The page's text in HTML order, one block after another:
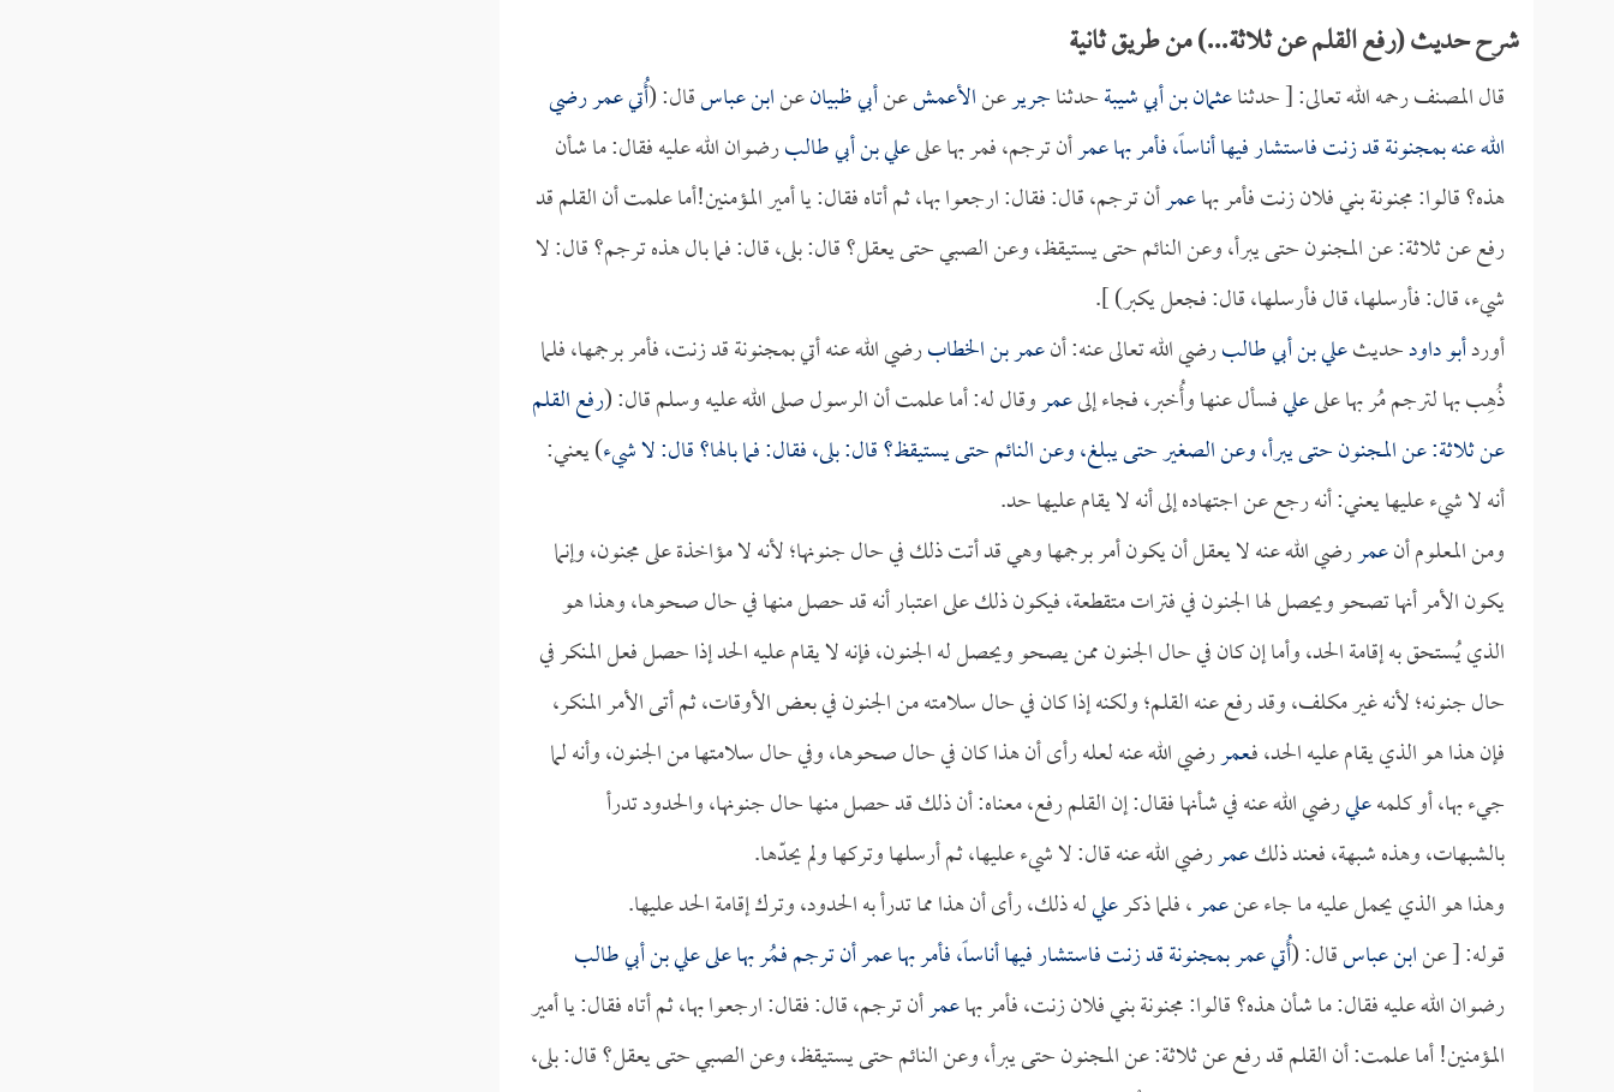
شرح حديث (رفع القلم عن ثلاثة...) من طريق ثانية
قال المصنف رحمه الله تعالى: [ حدثناعثمان بن أبي شيبةحدثناجريرعنالأعمشعنأبي ظبيانعنابن عباسقال: (أُتيعمررضي
الله عنه بمجنونة قد زنت فاستشار فيها أناساً، فأمر بهاعمرأن ترجم، فمر بها علىعلي بن أبي طالبرضوان الله عليه فقال: ما شأن
هذه؟ قالوا: مجنونة بني فلان زنت فأمر بهاعمرأن ترجم، قال: فقال: ارجعوا بها، ثم أتاه فقال: يا أمير المؤمنين!أما علمت أن القلم قد
رفع عن ثلاثة: عن المجنون حتى يبرأ، وعن النائم حتى يستيقظ، وعن الصبي حتى يعقل؟ قال: بلى، قال: فما بال هذه ترجم؟ قال: لا
شيء، قال: فأرسلها، قال فأرسلها، قال: فجعل يكبر) ].
أوردأبو داودحديثعلي بن أبي طالبرضي الله تعالى عنه: أنعمر بن الخطابرضي الله عنه أتي بمجنونة قد زنت، فأمر برجمها، فلما
ذُهِب بها لترجم مُر بها علىعليفسأل عنها وأُخبر، فجاء إلىعمروقال له: أما علمت أن الرسول صلى الله عليه وسلم قال: (رفع القلم
عن ثلاثة: عن المجنون حتى يبرأ، وعن الصغير حتى يبلغ، وعن النائم حتى يستيقظ؟ قال: بلى، فقال: فما بالها؟ قال: لا شيء) يعني:
أنه لا شيء عليها يعني: أنه رجع عن اجتهاده إلى أنه لا يقام عليها حد.
ومن المعلوم أنعمررضي الله عنه لا يعقل أن يكون أمر برجمها وهي قد أتت ذلك في حال جنونها؛ لأنه لا مؤاخذة على مجنون، وإنما
يكون الأمر أنها تصحو ويحصل لها الجنون في فترات متقطعة، فيكون ذلك على اعتبار أنه قد حصل منها في حال صحوها، وهذا هو
الذي يُستحق به إقامة الحد، وأما إن كان في حال الجنون ممن يصحو ويحصل له الجنون، فإنه لا يقام عليه الحد إذا حصل فعل المنكر في
حال جنونه؛ لأنه غير مكلف، وقد رفع عنه القلم؛ ولكنه إذا كان في حال سلامته من الجنون في بعض الأوقات، ثم أتى الأمر المنكر،
فإن هذا هو الذي يقام عليه الحد، فـعمررضي الله عنه لعله رأى أن هذا كان في حال صحوها، وفي حال سلامتها من الجنون، وأنه لما
جيء بها، أو كلمهعليرضي الله عنه في شأنها فقال: إن القلم رفع، معناه: أن ذلك قد حصل منها حال جنونها، والحدود تدرأ
بالشبهات، وهذه شبهة، فعند ذلكعمررضي الله عنه قال: لا شيء عليها، ثم أرسلها وتركها ولم يحدّها.
وهذا هو الذي يحمل عليه ما جاء عنعمر، فلما ذكرعليله ذلك، رأى أن هذا مما تدرأ به الحدود، وترك إقامة الحد عليها.
قوله: [ عنابن عباسقال: (أُتيعمربمجنونة قد زنت فاستشار فيها أناساً، فأمر بهاعمرأن ترجم فـمُر بها علىعلي بن أبي طالب
رضوان الله عليه فقال: ما شأن هذه؟ قالوا: مجنونة بني فلان زنت، فأمر بهاعمرأن ترجم، قال: فقال: ارجعوا بها، ثم أتاه فقال: يا أمير
المؤمنين! أما علمت: أن القلم قد رفع عن ثلاثة: عن المجنون حتى يبرأ، وعن النائم حتى يستيقظ، وعن الصبي حتى يعقل؟ قال: بلى،